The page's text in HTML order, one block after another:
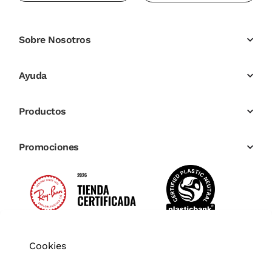
Sobre Nosotros
Ayuda
Productos
Promociones
Cookies